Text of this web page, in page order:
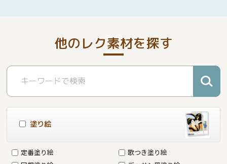
他のレク素材を探す
塗り絵
定番塗り絵
歌つき塗り絵